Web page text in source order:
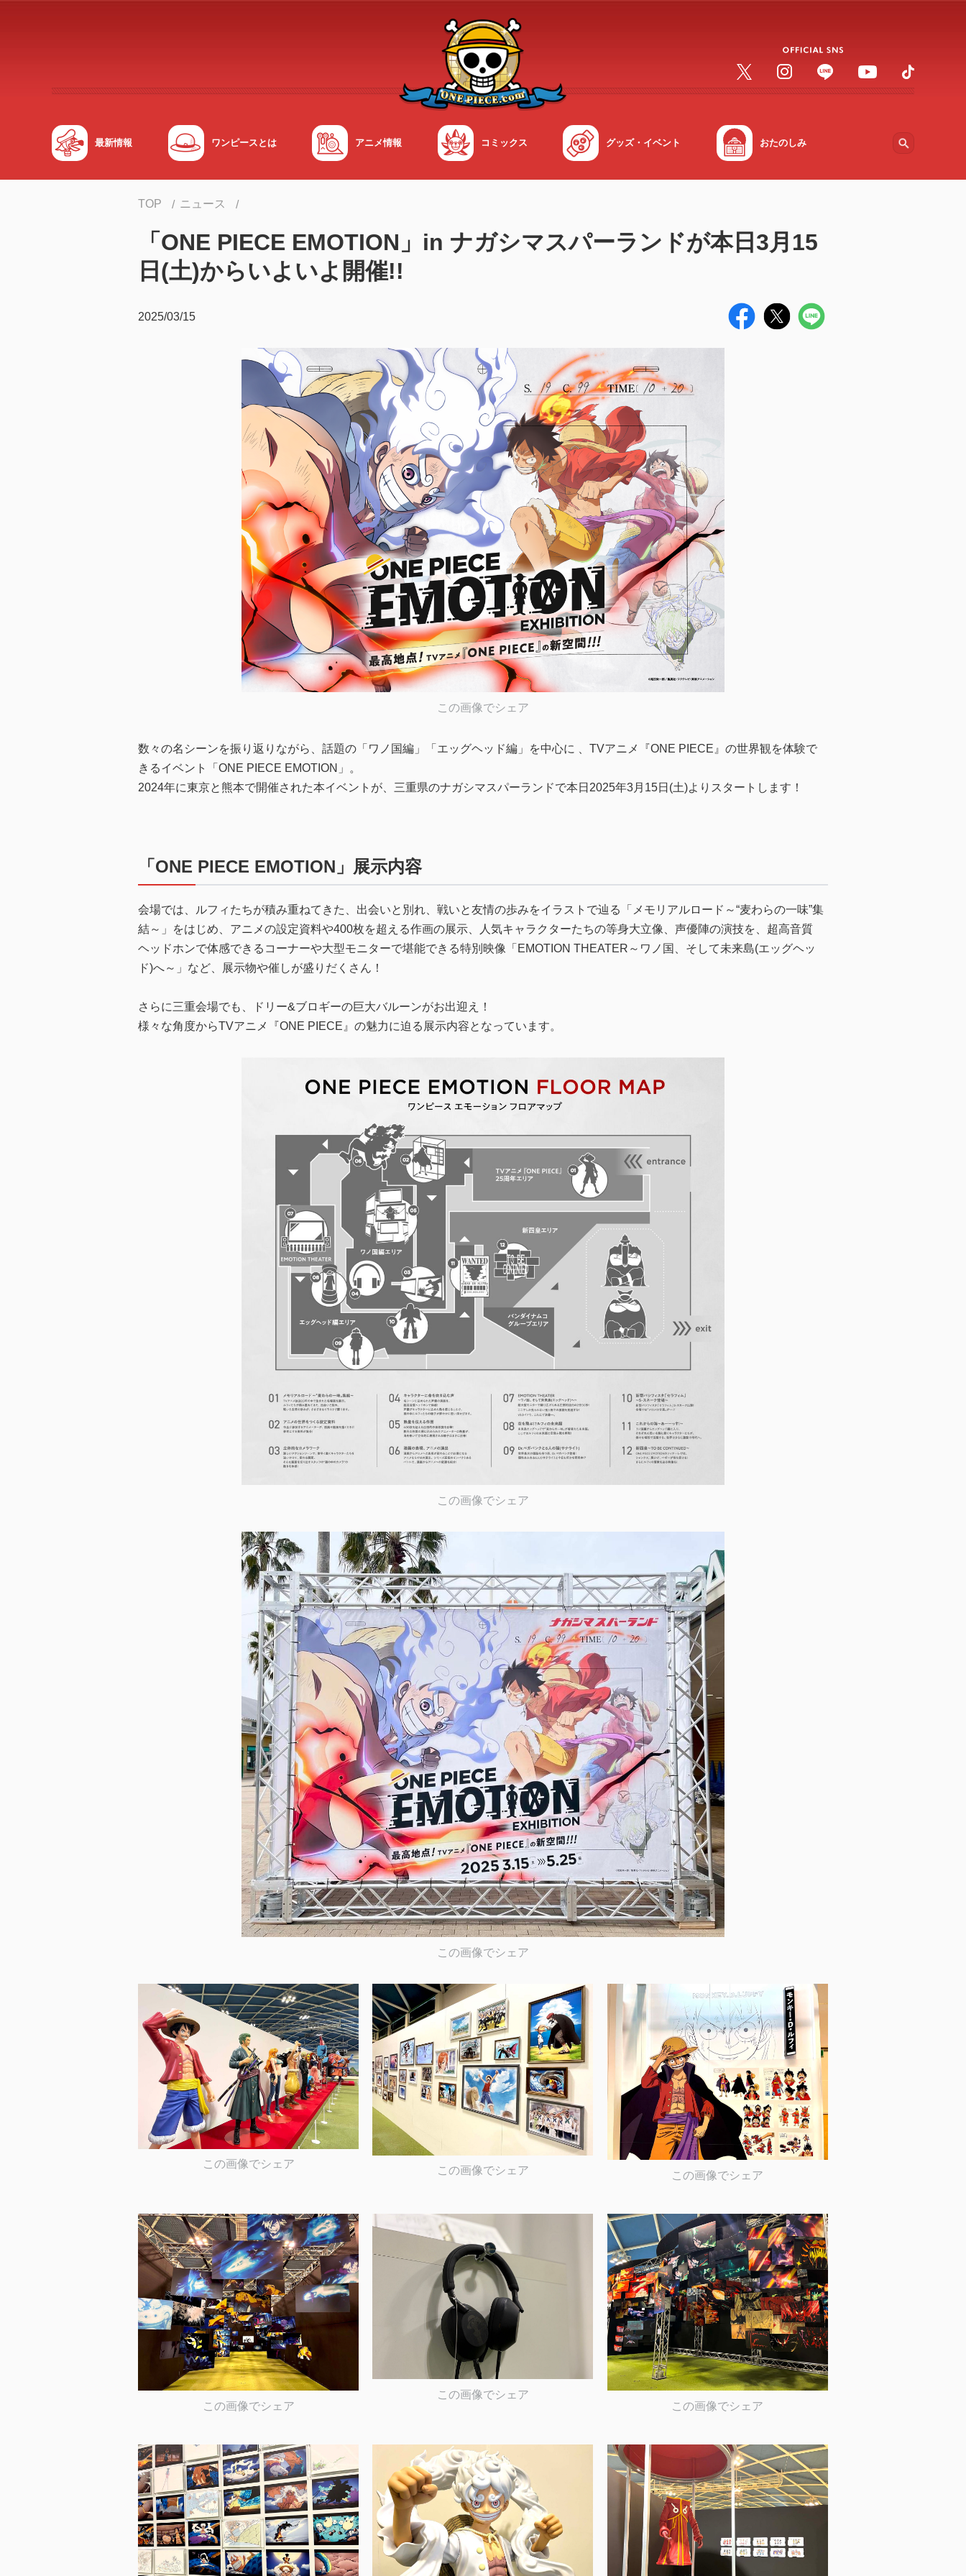
最新情報 ワンピースとは アニメ情報 コミックス グッズ・イベント おたのしみ
TOP ニュース
「ONE PIECE EMOTION」in ナガシマスパーランドが本日3月15
日(土)からいよいよ開催!!
2025/03/15
この画像でシェア
数々の名シーンを振り返りながら、話題の「ワノ国編」「エッグヘッド編」を中心に 、TVアニメ『ONE PIECE』の世界観を体験で
きるイベント「ONE PIECE EMOTION」。
2024年に東京と熊本で開催された本イベントが、三重県のナガシマスパーランドで本日2025年3月15日(土)よりスタートします！
「ONE PIECE EMOTION」展示内容
会場では、ルフィたちが積み重ねてきた、出会いと別れ、戦いと友情の歩みをイラストで辿る「メモリアルロード～“麦わらの一味”集
結～」をはじめ、アニメの設定資料や400枚を超える作画の展示、人気キャラクターたちの等身大立像、声優陣の演技を、超高音質
ヘッドホンで体感できるコーナーや大型モニターで堪能できる特別映像「EMOTION THEATER～ワノ国、そして未来島(エッグヘッ
ド)へ～」など、展示物や催しが盛りだくさん！
さらに三重会場でも、ドリー&ブロギーの巨大バルーンがお出迎え！
様々な角度からTVアニメ『ONE PIECE』の魅力に迫る展示内容となっています。
この画像でシェア
この画像でシェア
この画像でシェア
この画像でシェア この画像でシェア
この画像でシェア
この画像でシェア
この画像でシェア